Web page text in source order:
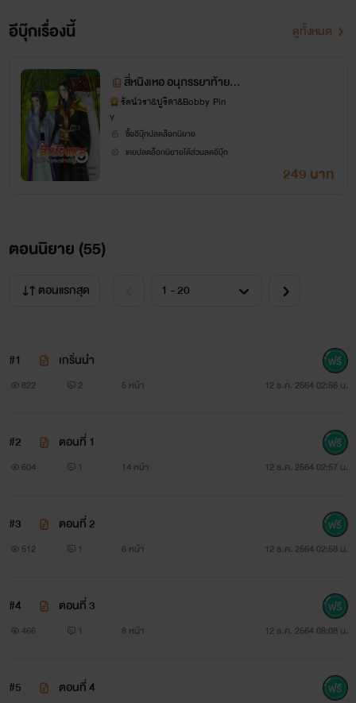
อีบุ๊กเรื่องนี้ ดูทั้งหมด
สี่หนิงเหอ อนุภรรยาท้ายเรื
อน
รัตน์วรา&ปูริดา&Bobby Pin
Y
ซื้ออีบุ๊กปลดล็อกนิยาย
เคยปลดล็อกนิยายได้ส่วนลดอีบุ๊ก
249 บาท
ตอนนิยาย (55)
ตอนแรกสุด
#1 เกริ่นนำ
822 2 5 หน้า 12 ธ.ค. 2564 02:56 น.
#2 ตอนที่ 1
604 1 14 หน้า 12 ธ.ค. 2564 02:57 น.
#3 ตอนที่ 2
512 1 6 หน้า 12 ธ.ค. 2564 02:58 น.
#4 ตอนที่ 3
466 1 8 หน้า 12 ธ.ค. 2564 08:08 น.
#5 ตอนที่ 4